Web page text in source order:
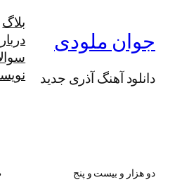
ملودی
آذری جدید
درباره
سوالات متداول
نویسندگان
بیست و پنج